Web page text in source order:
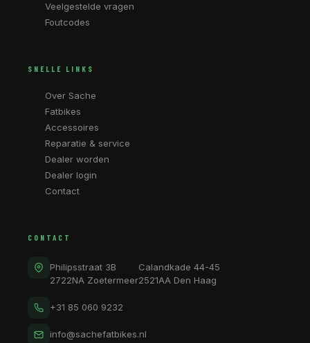
Veelgestelde vragen
Foutcodes
SNELLE LINKS
Over Sache
Fatbikes
Accessoires
Reparatie & service
Dealer worden
Dealer login
Contact
CONTACT
Philipsstraat 3B
2722NA Zoetermeer
Calandkade 44-45
2521AA Den Haag
+31 85 060 9232
info@sachefatbikes.nl